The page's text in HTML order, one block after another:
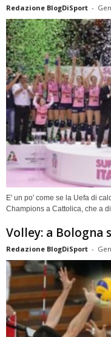
Redazione BlogDiSport -
E' un po' come se la Uefa di
Champions a Cattolica, che a
Volley: a Bologna
Redazione BlogDiSport -